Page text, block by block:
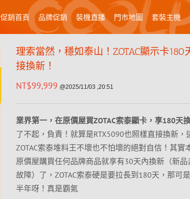
促銷首頁 品牌促銷 裝機直播 門市地圖 套裝主機
理索當然，穩如泰山！ZOTAC顯示卡180
接換新！
NT$99,999 @2025/11/03 ,20:51
業界第一，在原價屋買ZOTAC索泰顯卡，享180天
了不起，負責！就算是RTX5090也照樣直接換新，
ZOTAC索泰堆料王不壞也不怕壞的絕對自信！其實
原價屋購買任何品牌商品就享有30天內換新（新品
故障）了，ZOTAC索泰硬是要拉長到180天，那可
半年呀！真是覇氣